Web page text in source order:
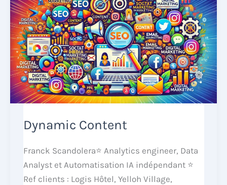
Dynamic Content
Franck Scandolera⭐ Analytics engineer, Data
Analyst et Automatisation IA indépendant ⭐
Ref clients : Logis Hôtel, Yelloh Village,